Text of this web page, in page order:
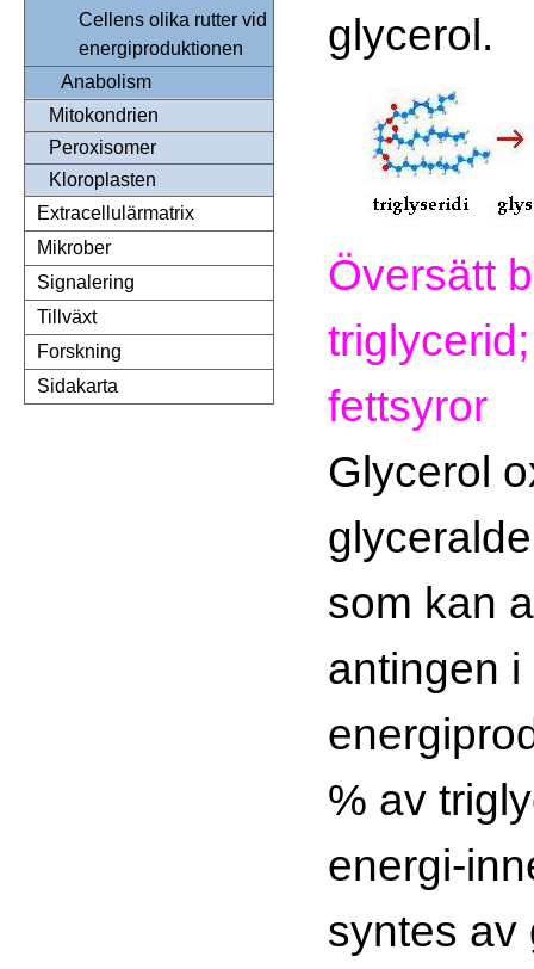
Cellens olika rutter vid
energiproduktionen
Anabolism
Mitokondrien
Peroxisomer
Kloroplasten
Extracellulärmatrix
Mikrober
Signalering
Tillväxt
Forskning
Sidakarta
glycerol.
Översätt
fettsyror
Glycerol
som kan
antingen i
% av
energi-
syntes av